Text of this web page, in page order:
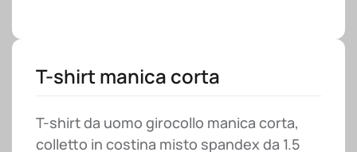
T-shirt manica corta
T-shirt da uomo girocollo manica corta,
colletto in costina misto spandex da 1.5